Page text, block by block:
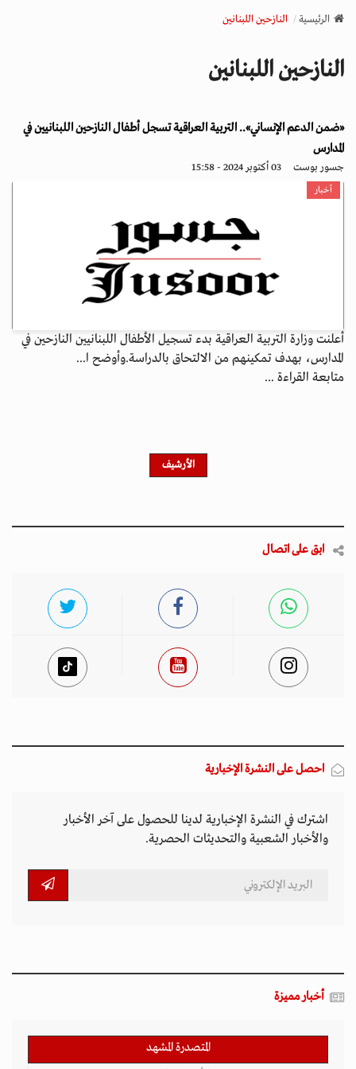
v
a
o
n
الرئيسية النازحين اللبنانين
النازحين اللبنانين
«ضمن الدعم الإنساني».. التربية العراقية تسجل أطفال النازحين اللبنانيين في
المدارس
جسور بوست 03 أكتوبر 2024 - 15:58
أخبار
أعلنت وزارة التربية العراقية بدء تسجيل الأطفال اللبنانيين النازحين في
المدارس، بهدف تمكينهم من الالتحاق بالدراسة.وأوضح ا...
متابعة القراءة ...
الأرشيف
ابق على اتصال
احصل على النشرة الإخبارية
اشترك في النشرة الإخبارية لدينا للحصول على آخر الأخبار
والأخبار الشعبية والتحديثات الحصرية.
أخبار مميزة
المتصدرة المشهد